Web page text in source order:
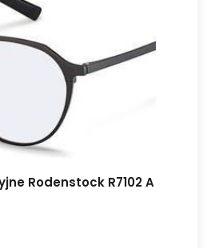
Rodenstock R7102 A